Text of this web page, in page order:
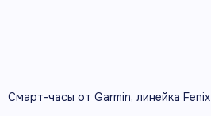
Смарт-часы от Garmin, линейка Fenix